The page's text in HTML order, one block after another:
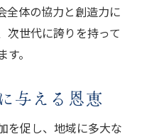
全体の協力と創造力に
次世代に誇りを持って
。
与える恩恵
を促し、地域に多大な